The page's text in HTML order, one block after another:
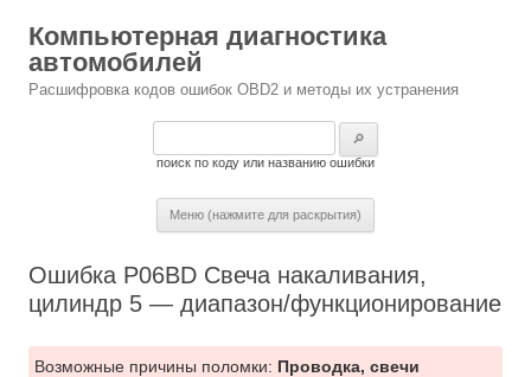
Компьютерная диагностика
автомобилей
Расшифровка кодов ошибок OBD2 и методы их устранения
Найти:
поиск по коду или названию ошибки
Меню (нажмите для раскрытия)
Ошибка P06BD Свеча накаливания,
цилиндр 5 — диапазон/функционирование
Возможные причины поломки: Проводка, свечи